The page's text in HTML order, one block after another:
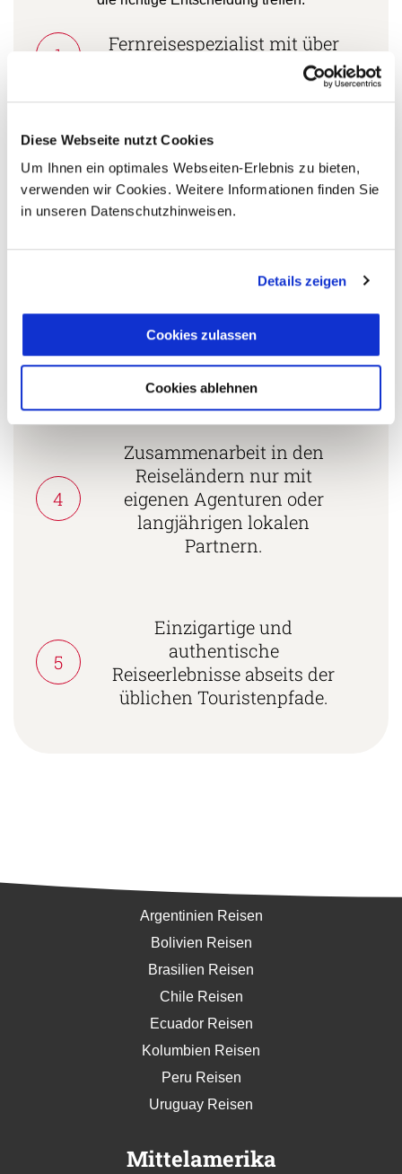
Diese Webseite nutzt Cookies
Um Ihnen ein optimales Webseiten-Erlebnis zu bieten,
verwenden wir Cookies. Weitere Informationen finden Sie
in unseren Datenschutzhinweisen.
Details zeigen
Cookies zulassen
Cookies ablehnen
1
Fernreisespezialist mit über
25 Jahren Erfahrung!
2
Persönliche Beratung durch
vielgereiste
Länderspezialisten.
Mehrfach mit
nachhaltiges Unternehmen
zertifiziert.
4
Zusammenarbeit in den
Reiseländern nur mit
eigenen Agenturen oder
langjährigen lokalen
Partnern.
5
Einzigartige und
authentische
Reiseerlebnisse abseits der
üblichen Touristenpfade.
Argentinien Reisen
Bolivien Reisen
Brasilien Reisen
Chile Reisen
Ecuador Reisen
Kolumbien Reisen
Peru Reisen
Uruguay Reisen
Mittelamerika